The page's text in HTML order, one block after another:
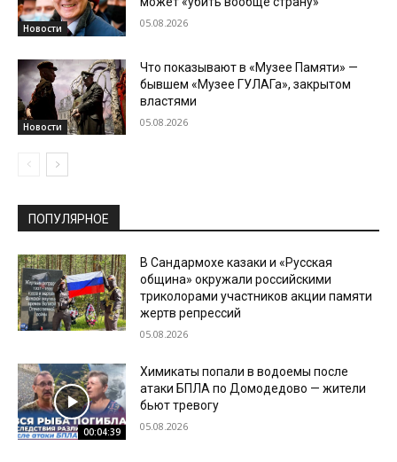
Новости 05.08.2026
Новости
Что показывают в «Музее Памяти» —
бывшем «Музее ГУЛАГа», закрытом
властями
05.08.2026
ПОПУЛЯРНОЕ
В Сандармохе казаки и «Русская
община» окружали российскими
триколорами участников акции памяти
жертв репрессий
05.08.2026
00:04:39
Химикаты попали в водоемы после
атаки БПЛА по Домодедово — жители
бьют тревогу
05.08.2026